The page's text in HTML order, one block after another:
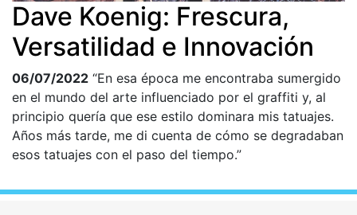
Dave Koenig: Frescura,
Versatilidad e Innovación
06/07/2022 “En esa época me encontraba sumergido
en el mundo del arte influenciado por el graffiti y, al
principio quería que ese estilo dominara mis tatuajes.
Años más tarde, me di cuenta de cómo se degradaban
esos tatuajes con el paso del tiempo.”